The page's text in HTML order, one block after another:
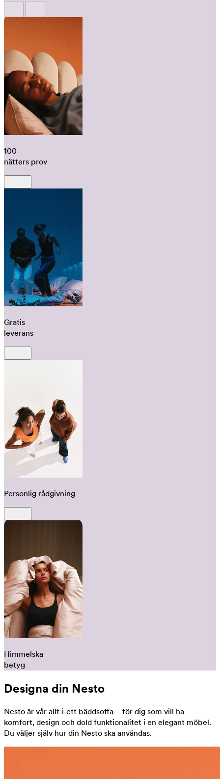
100
nätters prov
Gratis
leverans
Personlig rådgivning
Himmelska
betyg
Designa din Nesto
Nesto är vår allt‑i‑ett bäddsoffa – för dig som vill ha
komfort, design och dold funktionalitet i en elegant möbel.
Du väljer själv hur din Nesto ska användas.